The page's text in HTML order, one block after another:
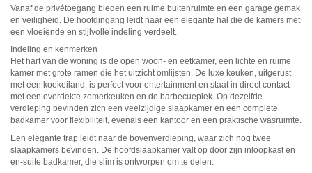
Vanaf de privétoegang bieden een ruime buitenruimte en een garage gemak
en veiligheid. De hoofdingang leidt naar een elegante hal die de kamers met
een vloeiende en stijlvolle indeling verdeelt.
Indeling en kenmerken
Het hart van de woning is de open woon- en eetkamer, een lichte en ruime
kamer met grote ramen die het uitzicht omlijsten. De luxe keuken, uitgerust
met een kookeiland, is perfect voor entertainment en staat in direct contact
met een overdekte zomerkeuken en de barbecueplek. Op dezelfde
verdieping bevinden zich een veelzijdige slaapkamer en een complete
badkamer voor flexibiliteit, evenals een kantoor en een praktische wasruimte.
Een elegante trap leidt naar de bovenverdieping, waar zich nog twee
slaapkamers bevinden. De hoofdslaapkamer valt op door zijn inloopkast en
en-suite badkamer, die slim is ontworpen om te delen.